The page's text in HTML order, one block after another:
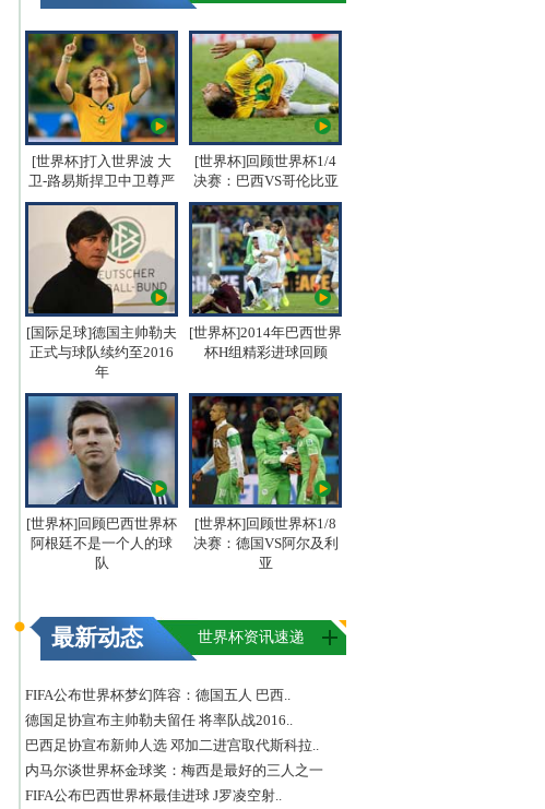
[世界杯]打入世界波 大
卫-路易斯捍卫中卫尊严
[世界杯]回顾世界杯1/4
决赛：巴西VS哥伦比亚
[国际足球]德国主帅勒夫
正式与球队续约至2016
年
[世界杯]2014年巴西世界
杯H组精彩进球回顾
[世界杯]回顾巴西世界杯
阿根廷不是一个人的球
队
[世界杯]回顾世界杯1/8
决赛：德国VS阿尔及利
亚
最新动态 世界杯资讯速递
FIFA公布世界杯梦幻阵容：德国五人 巴西..
德国足协宣布主帅勒夫留任 将率队战2016..
巴西足协宣布新帅人选 邓加二进宫取代斯科拉..
内马尔谈世界杯金球奖：梅西是最好的三人之一
FIFA公布巴西世界杯最佳进球 J罗凌空射..